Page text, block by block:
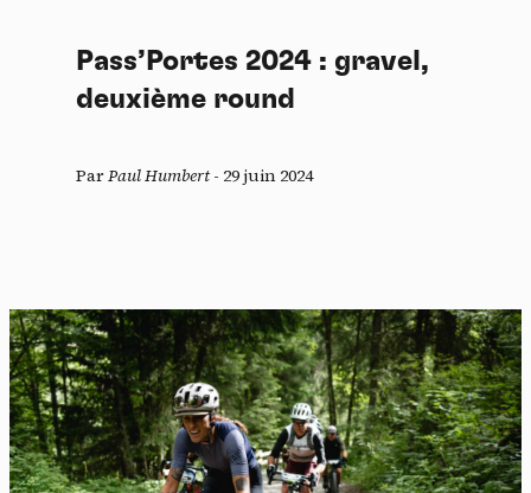
Pass’Portes 2024 : gravel,
deuxième round
ParPaul Humbert- 29 juin 2024